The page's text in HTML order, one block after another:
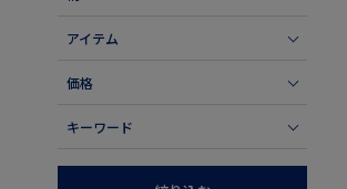
アイテム
価格
キーワード